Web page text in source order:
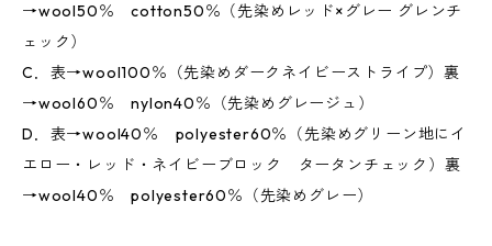
→wool50％ cotton50％（先染めレッド×グレー グレンチ
ェック）
C．表→wool100％（先染めダークネイビーストライプ）裏
→wool60％ nylon40％（先染めグレージュ）
D．表→wool40％ polyester60％（先染めグリーン地にイ
エロー・レッド・ネイビーブロック タータンチェック）裏
→wool40％ polyester60％（先染めグレー）